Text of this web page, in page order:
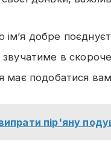
ім’я добре
в
має подобатися
пір'яну